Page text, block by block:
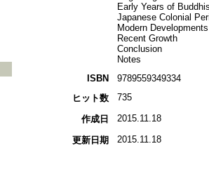
Early Years of
Japanese Colonial
Modern Developments
Recent Growth
Conclusion
Notes
ISBN
9789559349334
ヒット数
735
作成日 2015.11.18
更新日期 2015.11.18